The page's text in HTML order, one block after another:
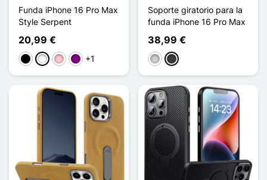
Funda iPhone 16 Pro Max
Style Serpent
20,99 €
NegroBlancoRosaPúrpura
+1
Soporte giratorio para la
funda iPhone 16 Pro Max
38,99 €
PlataGris oscuro